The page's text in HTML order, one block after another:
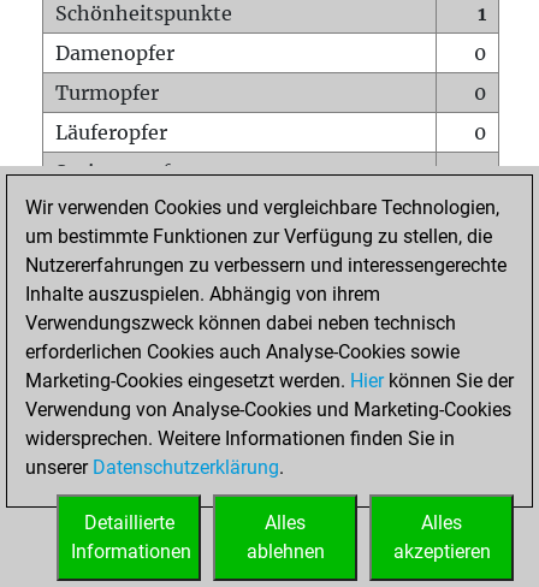
Schönheitspunkte
1
Damenopfer
0
Turmopfer
0
Läuferopfer
0
Springeropfer
0
Bauernopfer
0
Matt auf vollem Brett
0
Bauer setzt Matt
Erstickte Matts
Unterverwandlungen
0
Türme auf der siebten
0
STARTSEITE
Wir verwenden Cookies und vergleichbare Technologien,
um bestimmte Funktionen zur Verfügung zu stellen, die
Nutzererfahrungen zu verbessern und interessengerechte
Inhalte auszuspielen. Abhängig von ihrem
Verwendungszweck können dabei neben technisch
erforderlichen Cookies auch Analyse-Cookies sowie
Marketing-Cookies eingesetzt werden. Hierkönnen Sie der
Verwendung von Analyse-Cookies und Marketing-Cookies
widersprechen. Weitere Informationen finden Sie in
unserer Datenschutzerklärung.
Alles
akzeptieren
Alles
ablehnen
Detaillierte
Informationen